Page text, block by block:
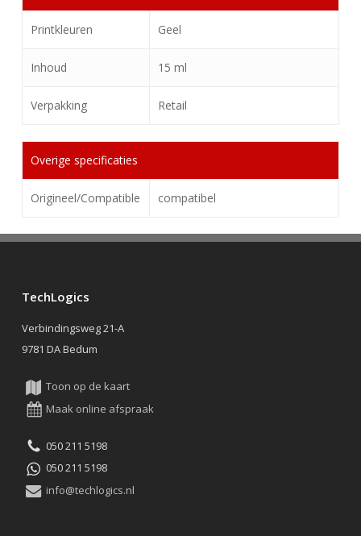
Printkleuren Geel
Inhoud 15 ml
Verpakking Retail
Overige specificaties
Origineel/Compatible compatibel
TechLogics
Verbindingsweg 21-A
9781 DA Bedum
Toon op de kaart
Maak online afspraak
050 211 5198
050 211 5198
info@techlogics.nl